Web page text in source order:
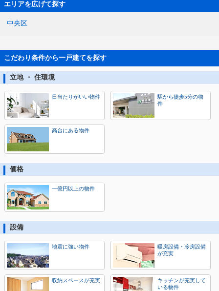
エリアを広げて探す
中央区
こだわり条件から一戸建てを探す
立地 ・ 住環境
日当たりがいい物件
駅から徒歩5分の物
件
高台にある物件
価格
一億円以上の物件
設備
地震に強い物件
暖房設備・冷房設備
が充実
収納スペースが充実
キッチンが充実して
いる物件